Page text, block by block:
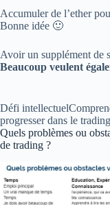
Accumuler de l’ether
Bonne idée 🙂
Avoir un supplément de
Beaucoup veulent
Défi
progresser dans le
Quels problèmes ou
de trading ?